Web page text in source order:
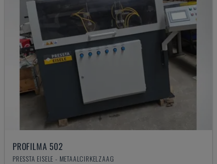
PROFILMA 502
PRESSTA EISELE - METAALCIRKELZAAG